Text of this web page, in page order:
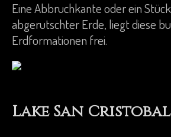
Eine Abbruchkante oder ein Stück
abgerutschter Erde, liegt diese
Erdformationen frei.
Lake San Cristobal